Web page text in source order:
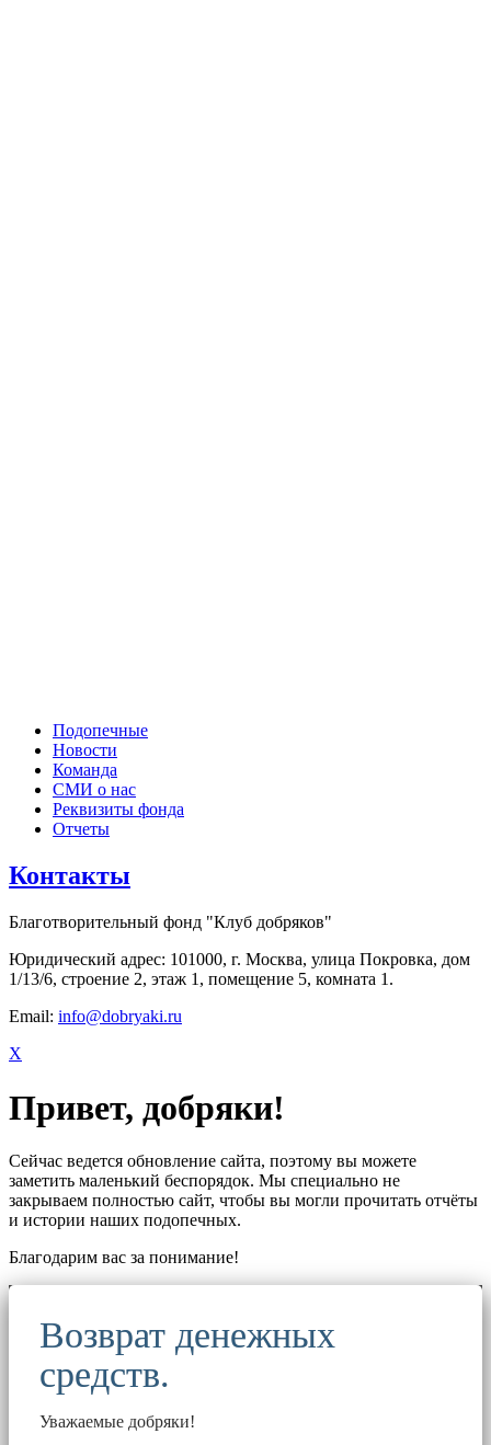
Подопечные
Новости
Команда
СМИ о нас
Реквизиты фонда
Отчеты
Контакты
Благотворительный фонд "Клуб добряков"
Юридический адрес: 101000, г. Москва, улица Покровка, дом
1/13/6, строение 2, этаж 1, помещение 5, комната 1.
Email: info@dobryaki.ru
X
Привет, добряки!
Сейчас ведется обновление сайта, поэтому вы можете
заметить маленький беспорядок. Мы специально не
закрываем полностью сайт, чтобы вы могли прочитать отчёты
и истории наших подопечных.
Благодарим вас за понимание!
Возврат денежных
средств.
Уважаемые добряки!